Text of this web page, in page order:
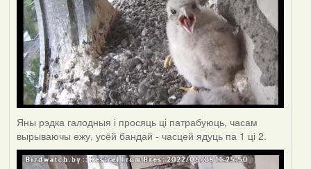
Яны рэдка галодныя і просяць ці патрабуюць, часам
вырываючы ежу, усёй бандай - часцей ядуць па 1 ці 2.